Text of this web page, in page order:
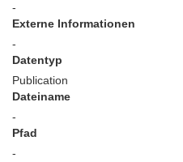
-
Externe Informationen
-
Datentyp
Publication
Dateiname
-
Pfad
-